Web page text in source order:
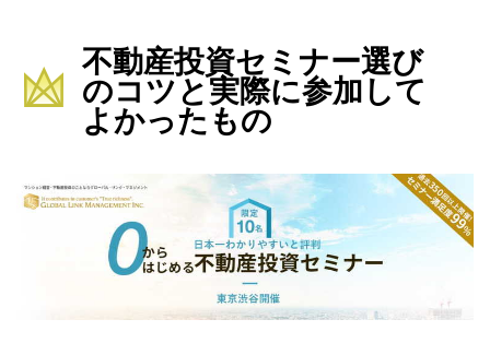
不動産投資セミナー選び
のコツと実際に参加して
よかったもの